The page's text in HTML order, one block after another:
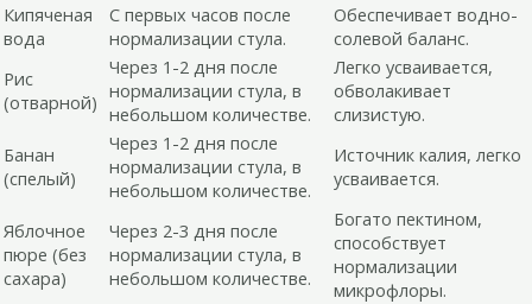
Кипяченая
вода
С первых часов после
нормализации стула.
Обеспечивает водно-
солевой баланс.
Рис
(отварной)
Через 1-2 дня после
нормализации стула, в
небольшом количестве.
Легко усваивается,
обволакивает
слизистую.
Банан
(спелый)
Через 1-2 дня после
нормализации стула, в
небольшом количестве.
Источник калия, легко
усваивается.
Яблочное
пюре (без
сахара)
Через 2-3 дня после
нормализации стула, в
небольшом количестве.
Богато пектином,
способствует
нормализации
микрофлоры.